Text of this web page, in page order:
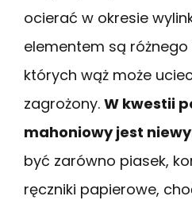
ocierać w okresie
elementem są
których wąż może
zagrożony. W kwestii
mahoniowy jest
być zarówno piasek,
ręczniki papierowe,